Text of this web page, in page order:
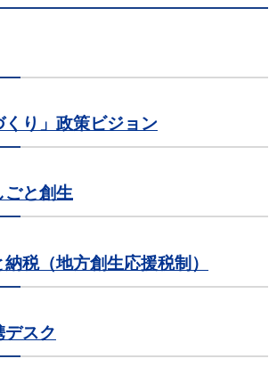
くり」政策ビジョン
ごと創生
税（地方創生応援税制）
スク